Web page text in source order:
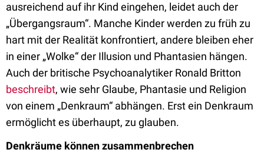
ausreichend auf ihr Kind eingehen, leidet auch der
„Übergangsraum“. Manche Kinder werden zu früh zu
hart mit der Realität konfrontiert, andere bleiben eher
in einer „Wolke“ der Illusion und Phantasien hängen.
Auch der britische Psychoanalytiker Ronald Britton
beschreibt, wie sehr Glaube, Phantasie und Religion
von einem „Denkraum“ abhängen. Erst ein Denkraum
ermöglicht es überhaupt, zu glauben.
Denkräume können zusammenbrechen